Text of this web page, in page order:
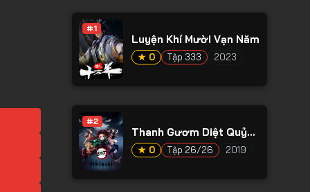
#1
Luyện Khí Mười Vạn Năm
★ 0 Tập 333 2023
#2
Thanh Gươm Diệt Quỷ
Phần 1
★ 0 Tập 26/26 2019